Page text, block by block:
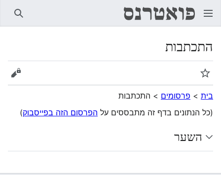
התכתבות
מעקב
בית > פרסומים > התכתבות
(כל הנתונים בדף זה מתבססים על הפרסום הזה בפייסבוק)
השער